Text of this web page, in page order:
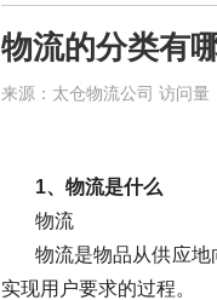
物流的分类有
来源：太仓物流公司 访问
1、物流是什么
物流
物流是物品从供应
实现用户要求的过程。